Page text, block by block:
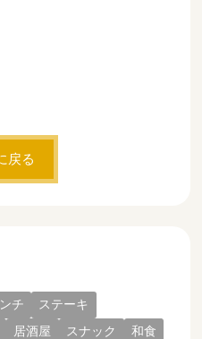
戻る
チ
ステーキ
居酒屋 スナック
和食